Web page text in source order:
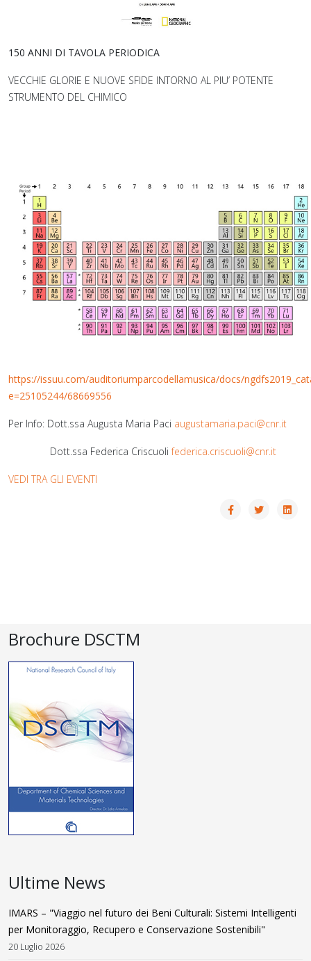
150 ANNI DI TAVOLA PERIODICA
VECCHIE GLORIE E NUOVE SFIDE INTORNO AL PIU’ POTENTE
STRUMENTO DEL CHIMICO
https://issuu.com/auditoriumparcodellamusica/docs/
e=25105244/68669556
Per Info: Dott.ssa Augusta Maria Paci augustamaria.paci@cnr.it
Dott.ssa Federica Criscuolifederica.criscuoli@cnr.it
VEDI TRA GLI EVENTI
Brochure DSCTM
Ultime News
IMARS – "Viaggio nel futuro dei Beni Culturali: Sistemi Intelligenti
per Monitoraggio, Recupero e Conservazione Sostenibili"
20 Luglio 2026